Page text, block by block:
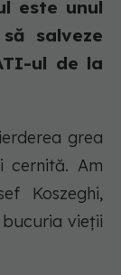
este unul
salveze
ul de la
grea
cernită. Am
Koszeghi,
vieții